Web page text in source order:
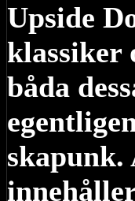
Upside
klassiker
båda
skapunk.